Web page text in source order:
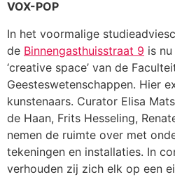
VOX-POP
In het voormalige
de Binnengasthuisstraat 9 is
‘creative space’ van de
Geesteswetenschappen. Hier
kunstenaars. Curator Elisa
de Haan, Frits Hesseling,
nemen de ruimte over met
tekeningen en installaties. In
verhouden zij zich elk op een